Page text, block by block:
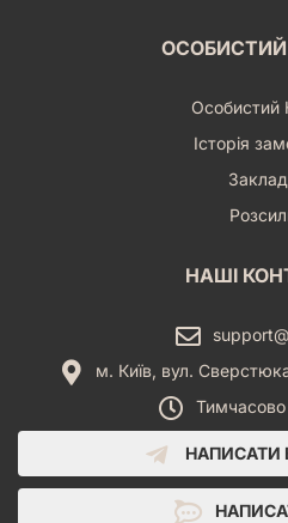
ОСОБИСТИЙ
Особистий
Історія
НАШІ
м. Київ, вул.
НАПИСАТИ